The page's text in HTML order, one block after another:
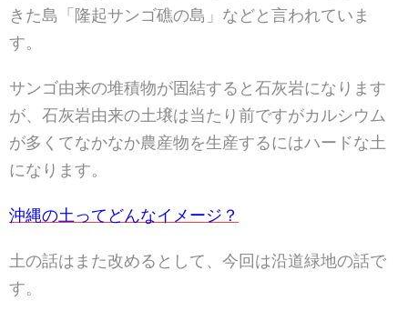
きた島「隆起サンゴ礁の島」などと言われていま
す。
サンゴ由来の堆積物が固結すると石灰岩になります
が、石灰岩由来の土壌は当たり前ですがカルシウム
が多くてなかなか農産物を生産するにはハードな土
になります。
沖縄の土ってどんなイメージ？
土の話はまた改めるとして、今回は沿道緑地の話で
す。